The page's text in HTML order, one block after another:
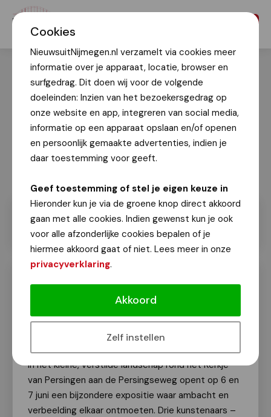
Cookies
NieuwsuitNijmegen.nl verzamelt via cookies meer
informatie over je apparaat, locatie, browser en
surfgedrag. Dit doen wij voor de volgende
doeleinden: Inzien van het bezoekersgedrag op
onze website en app, integreren van social media,
informatie op een apparaat opslaan en/of openen
en persoonlijk gemaakte advertenties, indien je
daar toestemming voor geeft.
Geef toestemming of stel je eigen keuze in
Hieronder kun je via de groene knop direct akkoord
gaan met alle cookies. Indien gewenst kun je ook
voor alle afzonderlijke cookies bepalen of je
hiermee akkoord gaat of niet. Lees meer in onze
privacyverklaring.
Akkoord
Zelf instellen
6 en 7 juni – Drie kunstenaars, drie
stemmen, één tentoonstelling
Van onze redactie
In het kleine, verstilde landschap rond het Kerkje
van Persingen aan de Persingseweg opent op 6 en
7 juni een bijzondere expositie waar ambacht en
verbeelding elkaar ontmoeten. Drie kunstenaars –